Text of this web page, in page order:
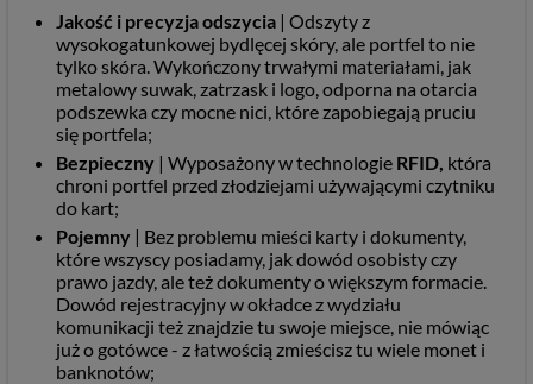
Jakość i precyzja odszycia | Odszyty z
wysokogatunkowej bydlęcej skóry, ale portfel to nie
tylko skóra. Wykończony trwałymi materiałami, jak
metalowy suwak, zatrzask i logo, odporna na otarcia
podszewka czy mocne nici, które zapobiegają pruciu
się portfela;
Bezpieczny | Wyposażony w technologie RFID, która
chroni portfel przed złodziejami używającymi czytniku
do kart;
Pojemny | Bez problemu mieści karty i dokumenty,
które wszyscy posiadamy, jak dowód osobisty czy
prawo jazdy, ale też dokumenty o większym formacie.
Dowód rejestracyjny w okładce z wydziału
komunikacji też znajdzie tu swoje miejsce, nie mówiąc
już o gotówce - z łatwością zmieścisz tu wiele monet i
banknotów;